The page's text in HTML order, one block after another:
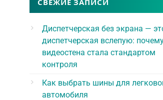
СВЕЖИЕ ЗАПИСИ
Диспетчерская без экрана —
диспетчерская вслепую:
видеостена стала стандартом
контроля
Как выбрать шины для
автомобиля